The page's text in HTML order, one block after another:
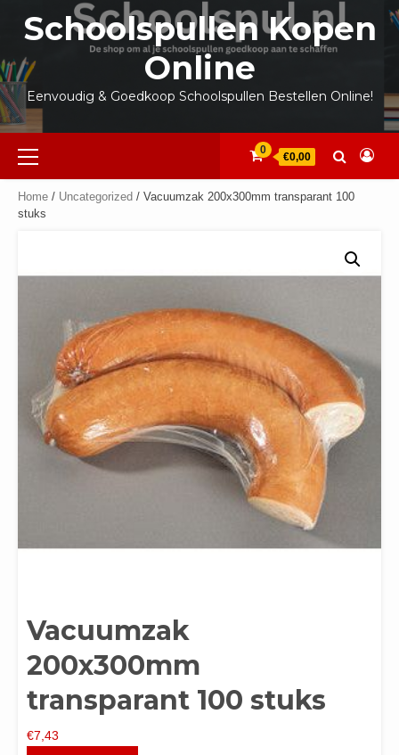
inhoud
Schoolspullen Kopen
Online
Eenvoudig & Goedkoop Schoolspullen Bestellen Online!
Primair
menu
0
€0,00
Home / Uncategorized / Vacuumzak 200x300mm transparant 100
stuks
Vacuumzak
200x300mm
transparant 100 stuks
€7,43